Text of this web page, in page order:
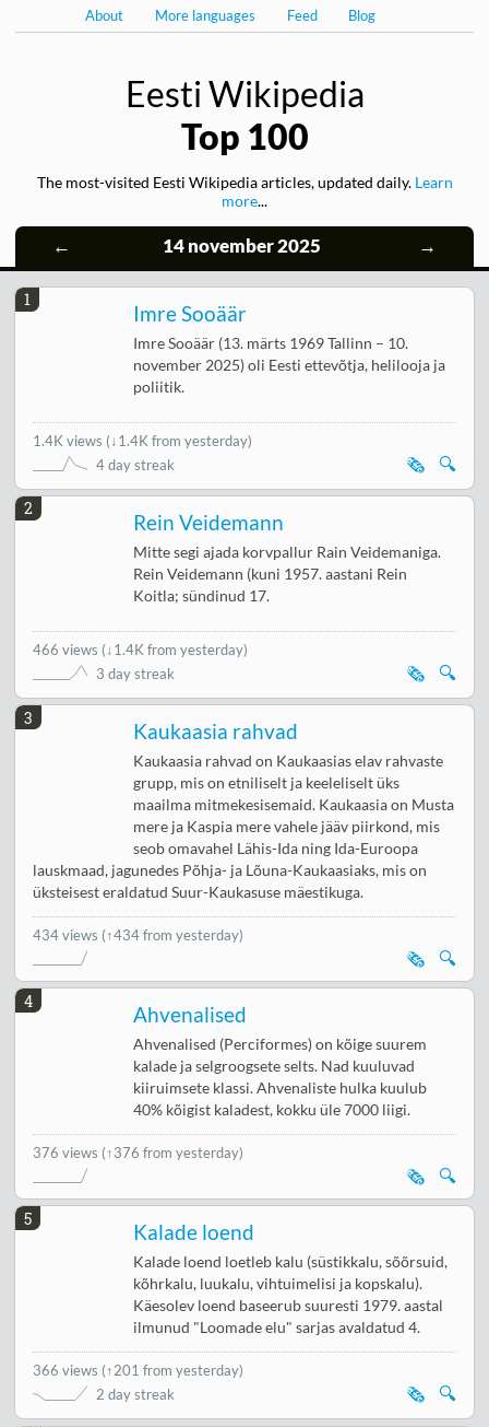
About More languages Feed Blog
Eesti Wikipedia
Top 100
The most-visited Eesti Wikipedia articles, updated daily. Learn
more...
← 14 november 2025 →
1
Imre Sooäär
Imre Sooäär (13. märts 1969 Tallinn – 10.
november 2025) oli Eesti ettevõtja, helilooja ja
poliitik.
1.4K views (↓1.4K from yesterday)
4 day streak
🔍
🗞️
2
Rein Veidemann
Mitte segi ajada korvpallur Rain Veidemaniga.
Rein Veidemann (kuni 1957. aastani Rein
Koitla; sündinud 17.
466 views (↓1.4K from yesterday)
3 day streak
🔍
🗞️
3
Kaukaasia rahvad
Kaukaasia rahvad on Kaukaasias elav rahvaste
grupp, mis on etniliselt ja keeleliselt üks
maailma mitmekesisemaid. Kaukaasia on Musta
mere ja Kaspia mere vahele jääv piirkond, mis
seob omavahel Lähis-Ida ning Ida-Euroopa
lauskmaad, jagunedes Põhja- ja Lõuna-Kaukaasiaks, mis on
üksteisest eraldatud Suur-Kaukasuse mäestikuga.
434 views (↑434 from yesterday)
🔍
🗞️
4
Ahvenalised
Ahvenalised (Perciformes) on kõige suurem
kalade ja selgroogsete selts. Nad kuuluvad
kiiruimsete klassi. Ahvenaliste hulka kuulub
40% kõigist kaladest, kokku üle 7000 liigi.
376 views (↑376 from yesterday)
🔍
🗞️
5
Kalade loend
Kalade loend loetleb kalu (süstikkalu, sõõrsuid,
kõhrkalu, luukalu, vihtuimelisi ja kopskalu).
Käesolev loend baseerub suuresti 1979. aastal
ilmunud "Loomade elu" sarjas avaldatud 4.
366 views (↑201 from yesterday)
2 day streak
🔍
🗞️